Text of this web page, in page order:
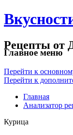
Рецепты от
Главное меню
Перейти к
Перейти к
Главная
Анализатор
Курица